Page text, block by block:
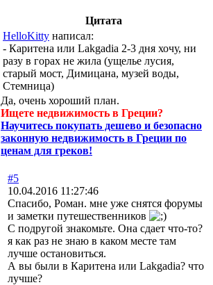
Цитата
HelloKitty написал:
- Каритена или Lakgadia 2-3 дня хочу, ни
разу в горах не жила (ущелье лусия,
старый мост, Димицана, музей воды,
Стемница)
Да, очень хороший план.
Ищете недвижимость в Греции?
Научитесь покупать дешево и безопасно
законную недвижимость в Греции по
ценам для греков!
#5
10.04.2016 11:27:46
Спасибо, Роман. мне уже снятся форумы
и заметки путешественников
С подругой знакомьте. Она сдает что-то?
я как раз не знаю в каком месте там
лучше остановиться.
А вы были в Каритена или Lakgadia? что
лучше?